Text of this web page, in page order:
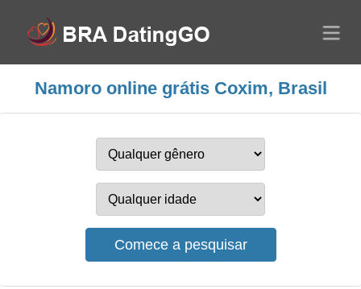
Namoro online grátis Coxim, Brasil